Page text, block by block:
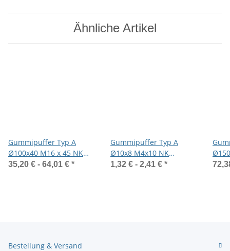
Ähnliche Artikel
Gummipuffer Typ A
Ø100x40 M16 x 45 NK
55° Shore Edelstahl A4
35,20 € - 64,01 € *
Gummipuffer Typ A
Ø10x8 M4x10 NK
75°Shore Stahl verzinkt
1,32 € - 2,41 € *
Bestellung & Versand